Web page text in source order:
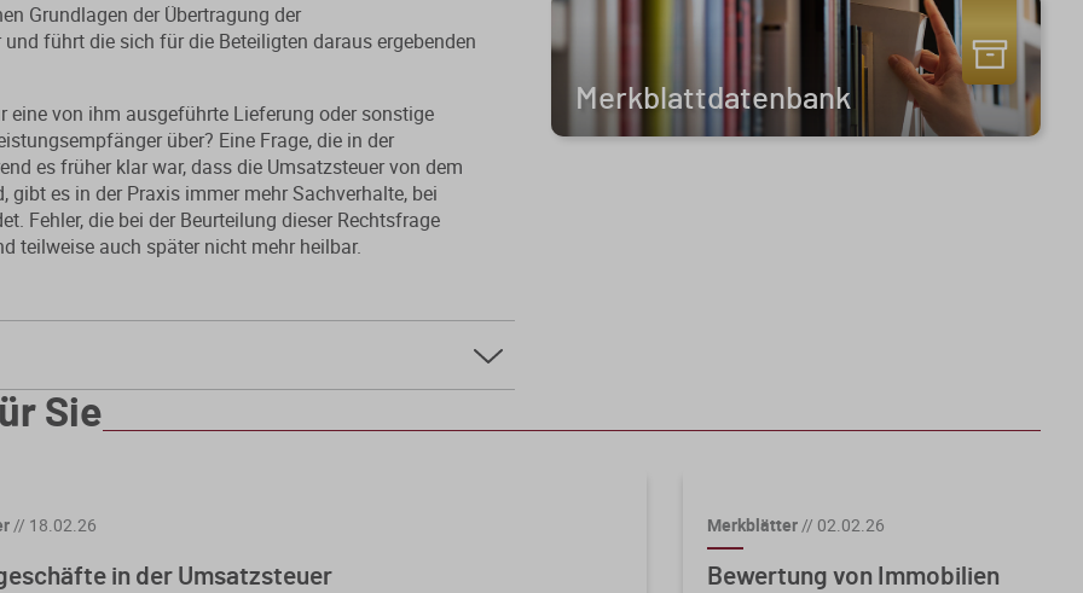
Merkblattdatenbank
Grundlagen der Übertragung der
führt die sich für die Beteiligten daraus ergebenden
eine von ihm ausgeführte Lieferung oder sonstige
über? Eine Frage, die in der
es früher klar war, dass die Umsatzsteuer von dem
es in der Praxis immer mehr Sachverhalte, bei
Fehler, die bei der Beurteilung dieser Rechtsfrage
teilweise auch später nicht mehr heilbar.
Sie
// 18.02.26
in der Umsatzsteuer
Merkblätter// 02.02.26
Bewertung von Immobilien